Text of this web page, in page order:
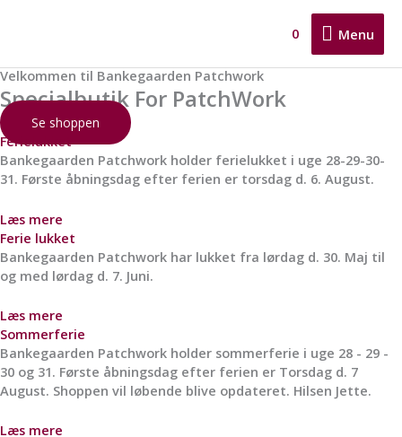
Menu
Menu
0
Velkommen til Bankegaarden Patchwork
Specialbutik For PatchWork
Se shoppen
Ferielukket
Bankegaarden Patchwork holder ferielukket i uge 28-29-30-
31. Første åbningsdag efter ferien er torsdag d. 6. August.
Læs mere
Ferie lukket
Bankegaarden Patchwork har lukket fra lørdag d. 30. Maj til
og med lørdag d. 7. Juni.
Læs mere
Sommerferie
Bankegaarden Patchwork holder sommerferie i uge 28 - 29 -
30 og 31. Første åbningsdag efter ferien er Torsdag d. 7
August. Shoppen vil løbende blive opdateret. Hilsen Jette.
Læs mere